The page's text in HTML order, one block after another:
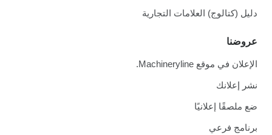
دليل (كتالوج) العلامات التجارية
عروضنا
الإعلان في موقع Machineryline.
نشر إعلانك
ضع ملصقًا إعلانيًا
برنامج فرعي